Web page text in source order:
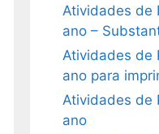
Atividades de
ano –
Atividades de
ano para
Atividades de
ano